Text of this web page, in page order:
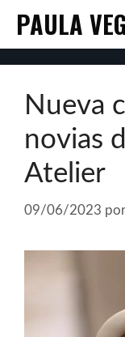
contenido
PAULA
Nueva
novias
Atelier
09/06/2023 por